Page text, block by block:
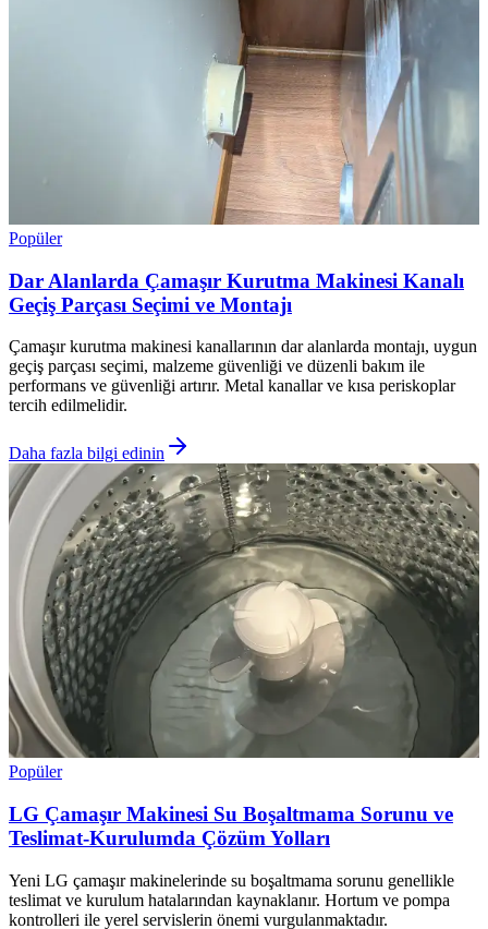
Popüler
Dar Alanlarda Çamaşır Kurutma Makinesi Kanalı
Geçiş Parçası Seçimi ve Montajı
Çamaşır kurutma makinesi kanallarının dar alanlarda montajı, uygun
geçiş parçası seçimi, malzeme güvenliği ve düzenli bakım ile
performans ve güvenliği artırır. Metal kanallar ve kısa periskoplar
tercih edilmelidir.
Daha fazla bilgi edinin
Popüler
LG Çamaşır Makinesi Su Boşaltmama Sorunu ve
Teslimat-Kurulumda Çözüm Yolları
Yeni LG çamaşır makinelerinde su boşaltmama sorunu genellikle
teslimat ve kurulum hatalarından kaynaklanır. Hortum ve pompa
kontrolleri ile yerel servislerin önemi vurgulanmaktadır.